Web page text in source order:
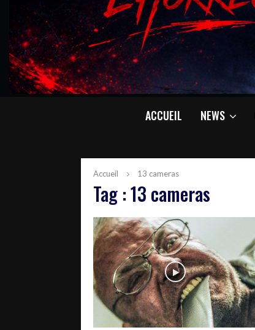
ACCUEIL NEWS
Accueil 13 cameras
Tag : 13 cameras